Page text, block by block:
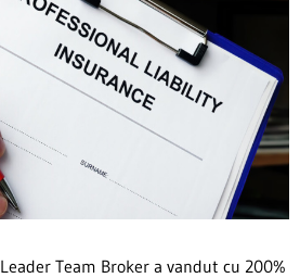
Leader Team Broker a vandut cu 200%